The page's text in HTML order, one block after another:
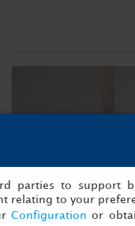
parties to support
relating to your
Configuration or